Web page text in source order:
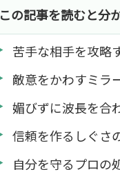
この記事を読むと分
苦手な相手を攻略
敵意をかわすミラ
媚びずに波長を合
信頼を作るしぐさ
自分を守るプロの